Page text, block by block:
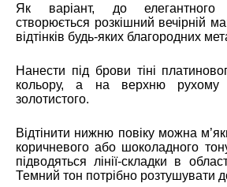
Як варіант, до елегантного
створюється розкішний вечірній
відтінків будь-яких благородних
Нанести під брови тіні
кольору, а на верхню
золотистого.
Відтінити нижню повіку можна
коричневого або шоколадного
підводяться лінії-складки в
Темний тон потрібно розтушувати